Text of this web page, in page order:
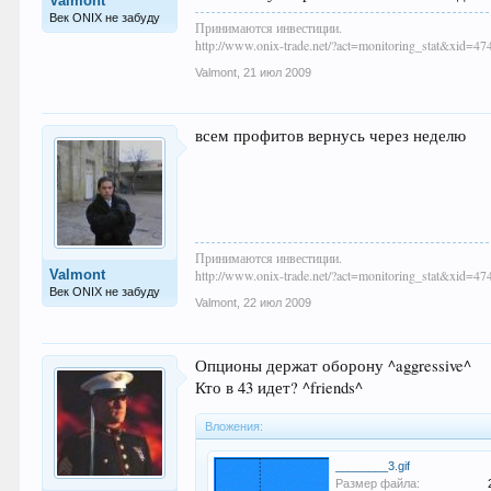
Век ONIX не забуду
Принимаются инвестиции.
http://www.onix-trade.net/
Valmont 21 июл 2009
Valmont
Век ONIX не забуду
всем профитов вернусь через неделю
Принимаются инвестиции.
http://www.onix-trade.net/
Valmont 22 июл 2009
Опционы держат оборону ^aggressive^
Кто в 43 идет? ^friends^
Вложения:
________3.gif
Размер файла: